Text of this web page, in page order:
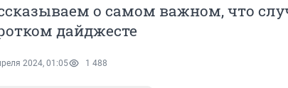
о самом важном, что
дайджесте
2024, 01:05 1 488